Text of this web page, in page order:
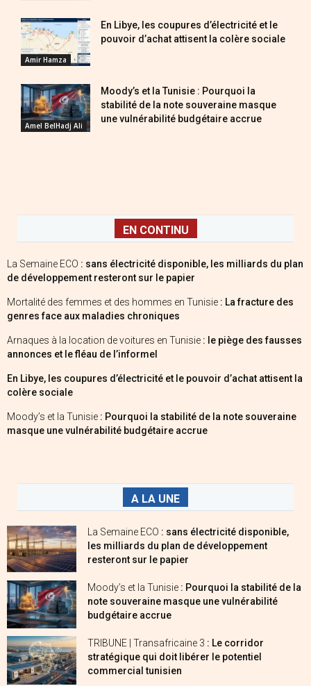
Amir Hamza
En Libye, les coupures d’électricité et le
pouvoir d’achat attisent la colère sociale
Amel BelHadj Ali
Moody’s et la Tunisie : Pourquoi la
stabilité de la note souveraine masque
une vulnérabilité budgétaire accrue
EN CONTINU
La Semaine ECO : sans électricité disponible, les milliards du plan
de développement resteront sur le papier
Mortalité des femmes et des hommes en Tunisie : La fracture des
genres face aux maladies chroniques
Arnaques à la location de voitures en Tunisie : le piège des fausses
annonces et le fléau de l’informel
En Libye, les coupures d’électricité et le pouvoir d’achat attisent la
colère sociale
Moody’s et la Tunisie : Pourquoi la stabilité de la note souveraine
masque une vulnérabilité budgétaire accrue
A LA UNE
La Semaine ECO : sans électricité disponible,
les milliards du plan de développement
resteront sur le papier
Moody’s et la Tunisie : Pourquoi la stabilité de la
note souveraine masque une vulnérabilité
budgétaire accrue
TRIBUNE | Transafricaine 3 : Le corridor
stratégique qui doit libérer le potentiel
commercial tunisien